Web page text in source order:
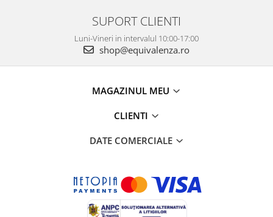
SUPORT CLIENTI
Luni-Vineri in intervalul 10:00-17:00
shop@equivalenza.ro
MAGAZINUL MEU
CLIENTI
DATE COMERCIALE